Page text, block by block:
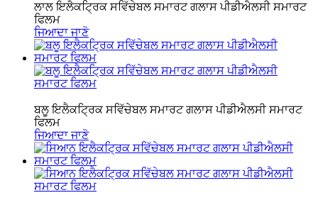
ਲਾਲ ਇਲੈਕਟ੍ਰਿਕ ਸਵਿੱਚੇਬਲ ਸਮਾਰਟ ਗਲਾਸ ਪੀਡੀਐਲਸੀ ਸਮਾਰਟ
ਫਿਲਮ
ਜਿਆਦਾ ਜਾਣੋ
ਬਲੂ ਇਲੈਕਟ੍ਰਿਕ ਸਵਿੱਚੇਬਲ ਸਮਾਰਟ ਗਲਾਸ ਪੀਡੀਐਲਸੀ ਸਮਾਰਟ
ਫਿਲਮ
ਜਿਆਦਾ ਜਾਣੋ